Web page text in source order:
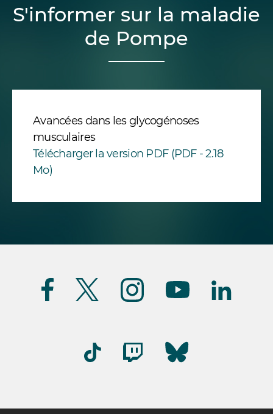
S'informer sur la maladie
de Pompe
Avancées dans les glycogénoses
musculaires
Télécharger la version PDF (PDF - 2.18
Mo)